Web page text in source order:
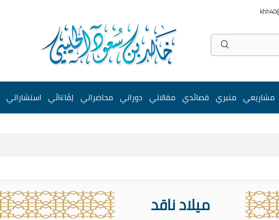
مشاريعي منبري قصائدي مقالاتي دوراتي محاضراتي لِقَاءَاتَي استشاراتي
ميلاد ناقد